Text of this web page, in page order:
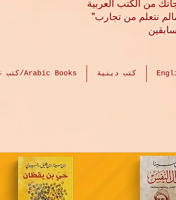
من الكتب العربية
"لن نتعلم في حياتنا مالم نتعلم من تجارب
كتب عربية/Arabic Books كتب دينية